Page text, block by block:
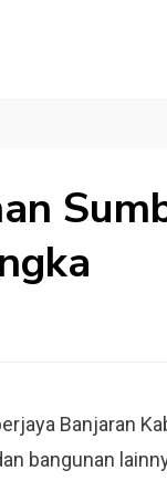
Banjaran
bangunan